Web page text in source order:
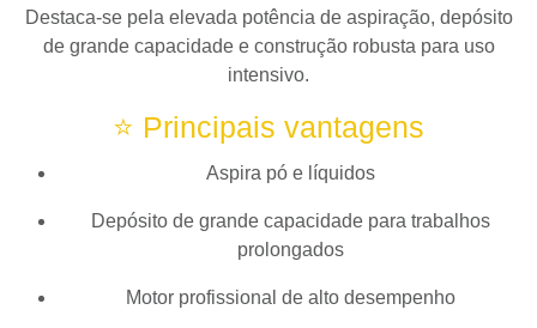
Destaca-se pela elevada potência de aspiração, depósito
de grande capacidade e construção robusta para uso
intensivo.
⭐ Principais vantagens
Aspira pó e líquidos
Depósito de grande capacidade para trabalhos
prolongados
Motor profissional de alto desempenho